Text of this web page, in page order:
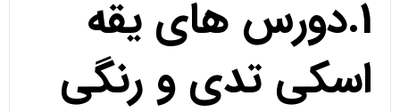
1.دورس های یقه
اسکی تدی و رنگی